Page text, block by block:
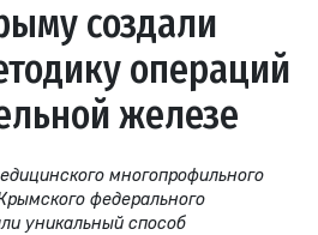
создали
операций
железе
многопрофильного
федерального
уникальный способ